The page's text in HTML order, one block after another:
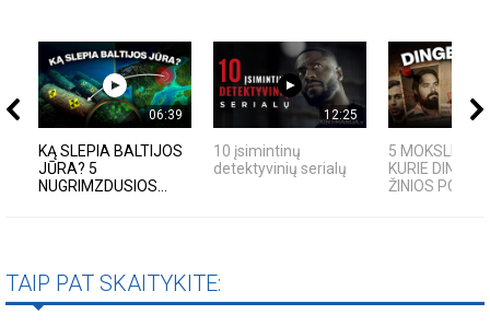
06:39
KĄ SLEPIA BALTIJOS
JŪRA? 5
NUGRIMZDUSIOS...
12:25
10 įsimintinų
detektyvinių serialų
5
KURIE DINGO
ŽINIOS PO
TAIP PAT SKAITYKITE: